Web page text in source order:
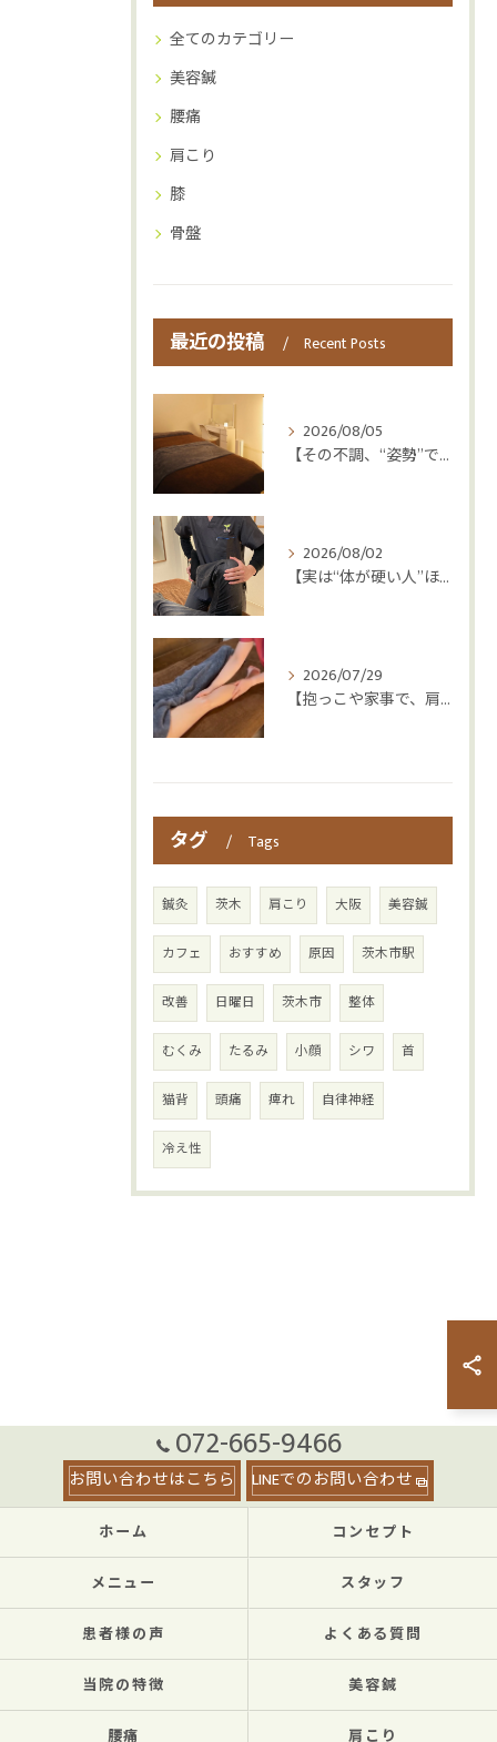
全てのカテゴリー
美容鍼
腰痛
肩こり
膝
骨盤
最近の投稿 Recent Posts
2026/08/05
【その不調、“姿勢”ではなく“呼吸”かもしれません😮‍💨】
2026/08/02
【実は“体が硬い人”ほど疲れやすい😳】
2026/07/29
【抱っこや家事で、肩・腰つらくなっていませんか？👶💦】
タグ Tags
鍼灸 茨木 肩こり 大阪 美容鍼
カフェ おすすめ 原因 茨木市駅
改善 日曜日 茨木市 整体
むくみ たるみ 小顔 シワ 首
猫背 頭痛 痺れ 自律神経
冷え性
072-665-9466
お問い合わせはこちら LINEでのお問い合わせ
ホーム コンセプト
メニュー スタッフ
患者様の声 よくある質問
当院の特徴 美容鍼
腰痛 肩こり